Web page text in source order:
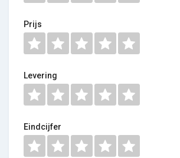
Prijs
Levering
Eindcijfer